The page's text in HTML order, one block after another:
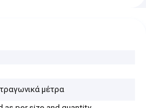
μέτρα